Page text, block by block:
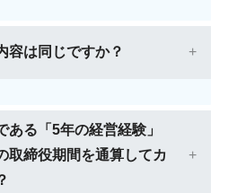
容は同じですか？
ある「5年の経営経験」
取締役期間を通算してカ